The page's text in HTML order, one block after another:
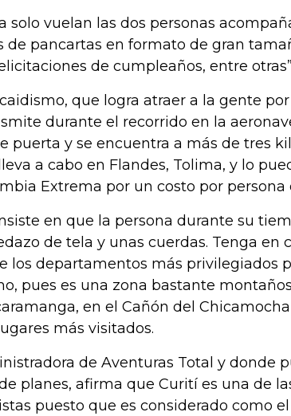
solo vuelan las dos personas
de pancartas en formato de gran
de cumpleaños, entre
que logra atraer a la gente por
durante el recorrido en la
puerta y se encuentra a más de tres
a cabo en Flandes, Tolima, y lo
Extrema por un costo por persona
en que la persona durante su
de tela y unas cuerdas. Tenga en
los departamentos más privilegiados
pues es una zona bastante
en el Cañón del
más visitados.
de Aventuras Total y donde
planes, afirma que Curití es una de
puesto que es considerado como